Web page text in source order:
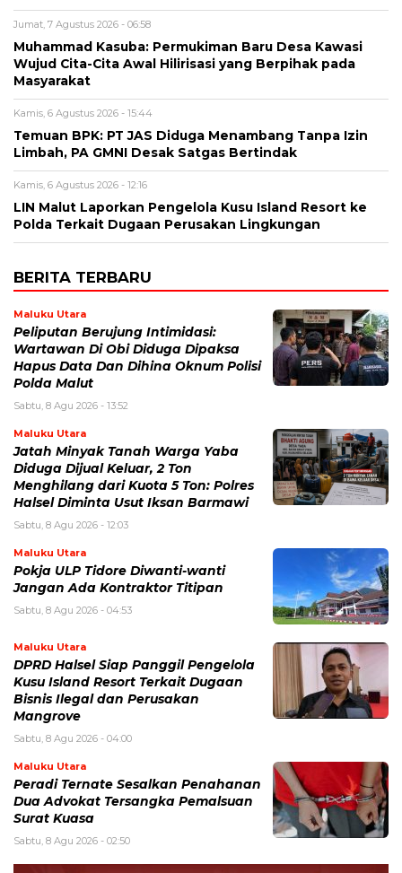
Jumat, 7 Agustus 2026 - 06:58
Muhammad Kasuba: Permukiman Baru Desa Kawasi
Wujud Cita-Cita Awal Hilirisasi yang Berpihak pada
Masyarakat
Kamis, 6 Agustus 2026 - 15:44
Temuan BPK: PT JAS Diduga Menambang Tanpa Izin
Limbah, PA GMNI Desak Satgas Bertindak
Kamis, 6 Agustus 2026 - 12:16
LIN Malut Laporkan Pengelola Kusu Island Resort ke
Polda Terkait Dugaan Perusakan Lingkungan
BERITA TERBARU
Maluku Utara
Peliputan Berujung Intimidasi:
Wartawan Di Obi Diduga Dipaksa
Hapus Data Dan Dihina Oknum Polisi
Polda Malut
Sabtu, 8 Agu 2026 - 13:52
Maluku Utara
Jatah Minyak Tanah Warga Yaba
Diduga Dijual Keluar, 2 Ton
Menghilang dari Kuota 5 Ton: Polres
Halsel Diminta Usut Iksan Barmawi
Sabtu, 8 Agu 2026 - 12:03
Maluku Utara
Pokja ULP Tidore Diwanti-wanti
Jangan Ada Kontraktor Titipan
Sabtu, 8 Agu 2026 - 04:53
Maluku Utara
DPRD Halsel Siap Panggil Pengelola
Kusu Island Resort Terkait Dugaan
Bisnis Ilegal dan Perusakan
Mangrove
Sabtu, 8 Agu 2026 - 04:00
Maluku Utara
Peradi Ternate Sesalkan Penahanan
Dua Advokat Tersangka Pemalsuan
Surat Kuasa
Sabtu, 8 Agu 2026 - 02:50